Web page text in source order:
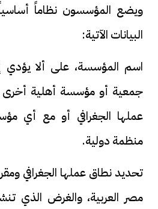
ويضع المؤسسون نظاماً
البيانات الآتية:
اسم المؤسسة، على ألا يؤدي
جمعية أو مؤسسة أهلية أخرى
عملها الجغرافي أو مع أي
منظمة دولية.
تحديد نطاق عملها الجغرافي
مصر العربية، والغرض الذي